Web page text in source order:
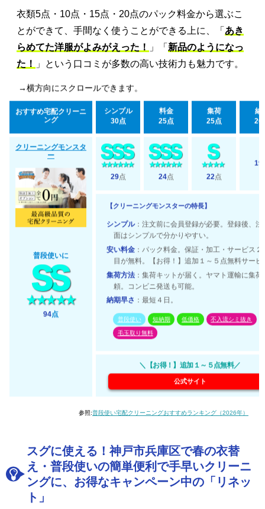
衣類5点・10点・15点・20点のパック料金から選ぶこ
とができて、手間なく使うことができる上に、「 あき
らめてた洋服がよみがえった！
」「 新品のようになっ
た！
」という口コミが多数の高い技術力も魅力です。
→横方向にスクロールできます。
おすすめ宅配クリーニ
ング
シンプル
30点
料金
25点
集荷
25点
納
20
クリーニングモンスタ
ー
普段使いに
94点
29点 24点 22点
19
【クリーニングモンスターの特長】
シンプル：注文前に会員登録が必要。登録後、注
面はシンプルで分かりやすい。
安い料金 ：パック料金。保証・加工・サービス２
目が無料。【お得！】追加１～５点無料サービ
集荷方法 ：集荷キットが届く。ヤマト運輸に集荷
頼。コンビニ発送も可能。
納期早さ ：最短４日。
普段使い 短納期 低価格 不入流シミ抜き
毛玉取り無料
＼【お得！】追加１～５点無料／
公式サイト
参照:普段使い宅配クリーニングおすすめランキング（2026年）
スグに使える！神戸市兵庫区で春の衣替
え・普段使いの簡単便利で手早いクリーニ
ングに、お得なキャンペーン中の「リネッ
ト」